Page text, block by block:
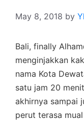
May 8, 2018 by
Bali, finally
menginjakkan
nama Kota
satu jam 20
akhirnya sampai
perut terasa